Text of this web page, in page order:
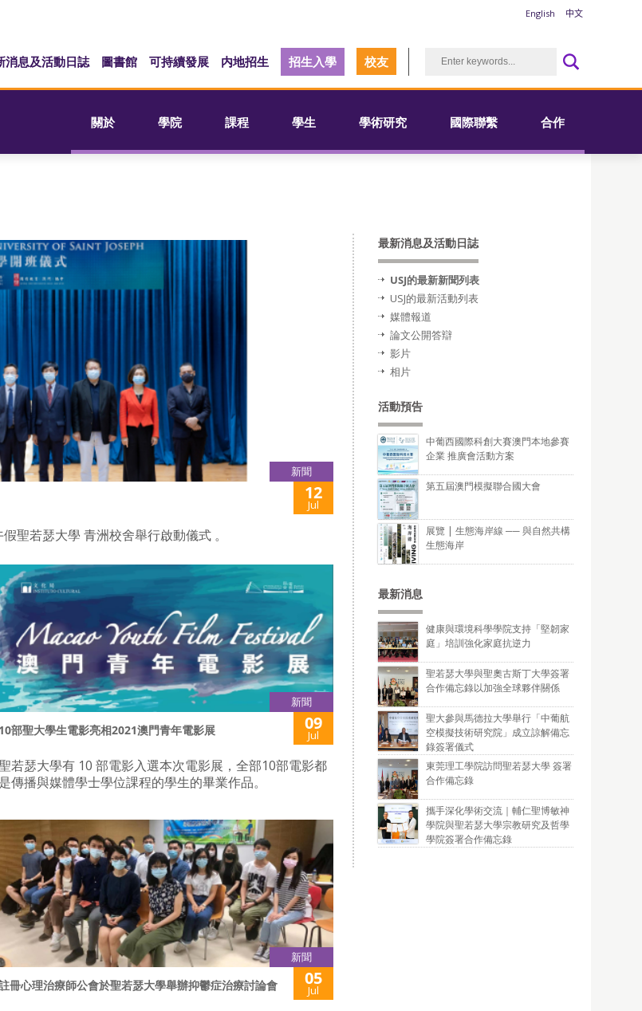
English 中文
消息及活動日誌 圖書館 可持續發展 内地招生 招生入學 校友
關於 學院 課程 學生 學術研究 國際聯繫 合作
新聞
12
Jul
聖若瑟大學 青洲校舍舉行啟動儀式 。
新聞
10部聖大學生電影亮相2021澳門青年電影展 09
Jul
若瑟大學有 10 部電影入選本次電影展，全部10部電影都
是傳播與媒體學士學位課程的學生的畢業作品。
新聞
冊心理治療師公會於聖若瑟大學舉辦抑鬱症治療討論會 05
Jul
最新消息及活動日誌
USJ的最新新聞列表
USJ的最新活動列表
媒體報道
論文公開答辯
影片
相片
活動預告
中葡西國際科創大賽澳門本地參賽
企業 推廣會活動方案
第五屆澳門模擬聯合國大會
展覽 | 生態海岸線 ── 與自然共構
生態海岸
最新消息
健康與環境科學學院支持「堅韌家
庭」培訓強化家庭抗逆力
聖若瑟大學與聖奧古斯丁大學簽署
合作備忘錄以加強全球夥伴關係
聖大參與馬德拉大學舉行「中葡航
空模擬技術研究院」成立諒解備忘
錄簽署儀式
東莞理工學院訪問聖若瑟大學 簽署
合作備忘錄
攜手深化學術交流｜輔仁聖博敏神
學院與聖若瑟大學宗教研究及哲學
學院簽署合作備忘錄